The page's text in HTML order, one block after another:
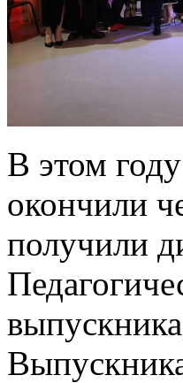
В этом
окончили
получили